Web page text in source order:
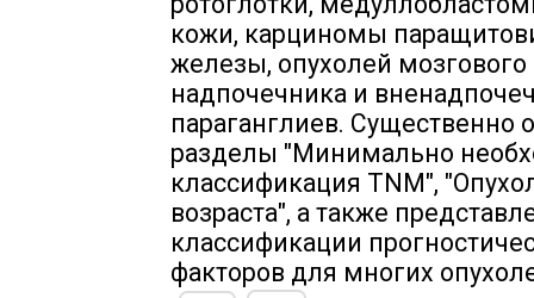
кожи, карциномы
железы, опухолей
надпочечника и
параганглиев. Существенно
разделы "Минимально
классификация TNM",
возраста", а также
классификации
факторов для многих